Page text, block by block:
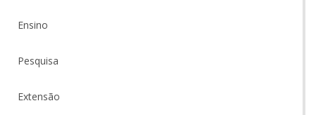
Ensino
Pesquisa
Extensão